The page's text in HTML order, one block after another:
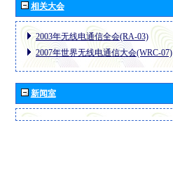
相关大会
2003年无线电通信全会(RA-03)
2007年世界无线电通信大会(WRC-07)
新闻室